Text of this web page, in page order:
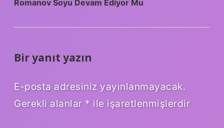
Romanov Soyu Devam Ediyor Mu
Bir yanıt yazın
E-posta adresiniz yayınlanmayacak.
Gerekli alanlar * ile işaretlenmişlerdir